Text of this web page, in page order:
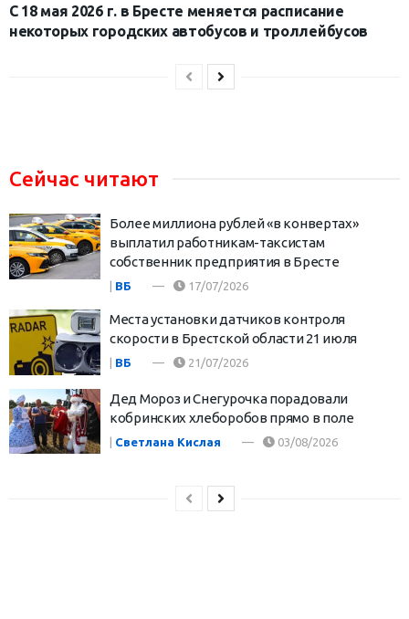
С 18 мая 2026 г. в Бресте меняется расписание
некоторых городских автобусов и троллейбусов
Сейчас читают
Более миллиона рублей «в конвертах»
выплатил работникам-таксистам
собственник предприятия в Бресте
ВБ 17/07/2026
Места установки датчиков контроля
скорости в Брестской области 21 июля
ВБ 21/07/2026
Дед Мороз и Снегурочка порадовали
кобринских хлеборобов прямо в поле
| Светлана Кислая 03/08/2026